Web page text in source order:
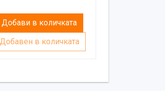
Добави в количката
Добавен в количката